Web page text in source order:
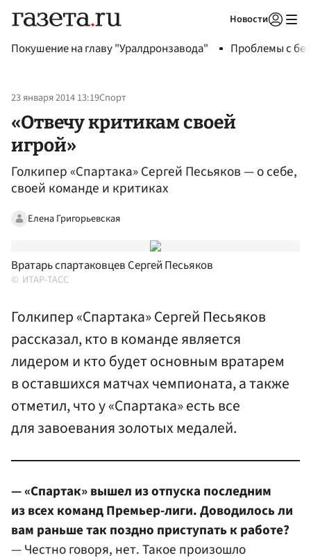
Новости
Покушение на главу "Уралдронзавода" Проблемы с
23 января 2014 13:19Спорт
«Отвечу критикам своей
игрой»
Голкипер «Спартака» Сергей Песьяков — о себе,
своей команде и критиках
Елена Григорьевская
Вратарь спартаковцев Сергей Песьяков
ИТАР-ТАСС
Голкипер «Спартака» Сергей Песьяков
рассказал, кто в команде является
лидером и кто будет основным вратарем
в оставшихся матчах чемпионата, а также
отметил, что у «Спартака» есть все
для завоевания золотых медалей.
— «Спартак» вышел из отпуска последним
из всех команд Премьер-лиги. Доводилось ли
вам раньше так поздно приступать к работе?
— Честно говоря, нет. Такое произошло